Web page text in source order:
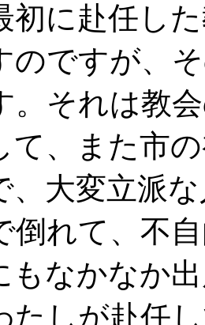
初に赴任し
のですが、
。それは教
て、また市
、大変立派
倒れて、不
もなかなか
たしが赴任